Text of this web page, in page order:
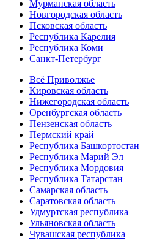
Мурманская область
Новгородская область
Псковская область
Республика Карелия
Республика Коми
Санкт-Петербург
Всё Приволжье
Кировская область
Нижегородская область
Оренбургская область
Пензенская область
Пермский край
Республика Башкортостан
Республика Марий Эл
Республика Мордовия
Республика Татарстан
Самарская область
Саратовская область
Удмуртская республика
Ульяновская область
Чувашская республика